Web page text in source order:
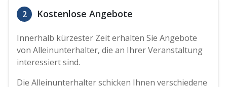
2 Kostenlose Angebote
Innerhalb kürzester Zeit erhalten Sie Angebote
von Alleinunterhalter, die an Ihrer Veranstaltung
interessiert sind.
Die Alleinunterhalter schicken Ihnen verschiedene